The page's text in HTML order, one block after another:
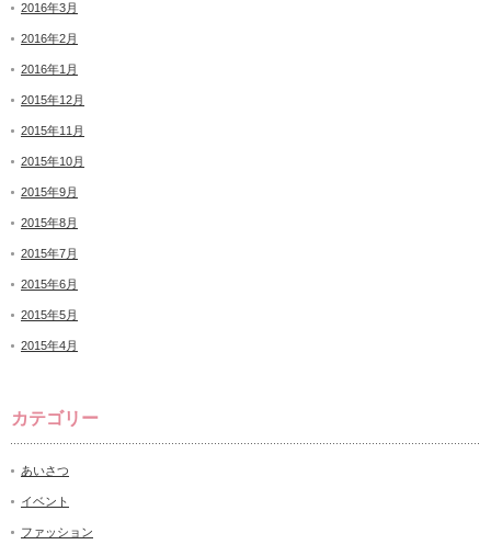
2016年3月
2016年2月
2016年1月
2015年12月
2015年11月
2015年10月
2015年9月
2015年8月
2015年7月
2015年6月
2015年5月
2015年4月
カテゴリー
あいさつ
イベント
ファッション